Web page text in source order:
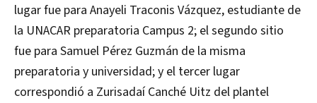
lugar fue para Anayeli Traconis Vázquez, estudiante de
la UNACAR preparatoria Campus 2; el segundo sitio
fue para Samuel Pérez Guzmán de la misma
preparatoria y universidad; y el tercer lugar
correspondió a Zurisadaí Canché Uitz del plantel